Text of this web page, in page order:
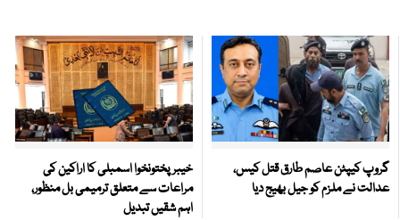
گروپ کیپٹن عاصم طارق قتل کیس،
عدالت نے ملزم کو جیل بھیج دیا
خیبرپختونخوا اسمبلی کا اراکین کی
مراعات سے متعلق ترمیمی بل منظور،
اہم شقیں تبدیل